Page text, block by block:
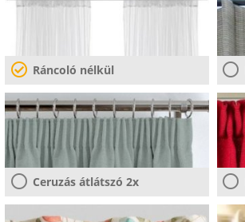
Ráncoló nélkül
Ceruzás átlátszó 2x